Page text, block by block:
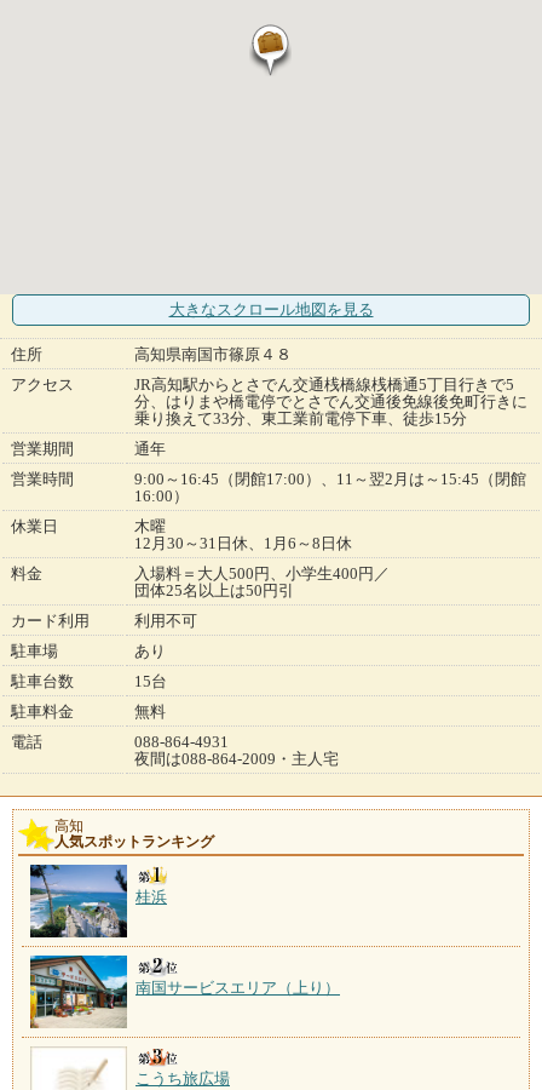
大きなスクロール地図 を見る
住所
高知県南国市篠原４８
アクセス
JR高知駅からとさでん交通桟橋線桟橋通5丁目行きで5
分、はりまや橋電停でとさでん交通後免線後免町行きに
乗り換えて33分、東工業前電停下車、徒歩15分
営業期間
通年
営業時間
9:00～16:45（閉館17:00）、11～翌2月は～15:45（閉館
16:00）
休業日
木曜
12月30～31日休、1月6～8日休
料金
入場料＝大人500円、小学生400円／
団体25名以上は50円引
カード利用
利用不可
駐車場
あり
駐車台数
15台
駐車料金
無料
電話
088-864-4931
夜間は088-864-2009・主人宅
高知
人気スポットランキング
桂浜
南国サービスエリア（上り）
こうち旅広場